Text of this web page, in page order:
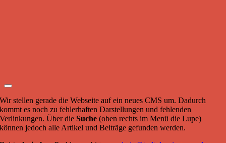
Wir stellen gerade die Webseite auf ein neues CMS um. Dadurch
kommt es noch zu fehlerhaften Darstellungen und fehlenden
Verlinkungen. Über dieSuche (oben rechts im Menü die Lupe)
können jedoch alle Artikel und Beiträge gefunden werden.